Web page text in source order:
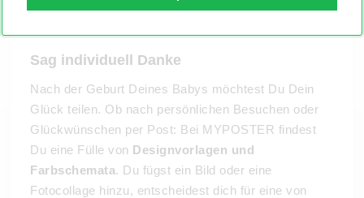
Sag individuell Danke
Nach der Geburt Deines Babys möchtest Du Dein
Glück teilen. Ob nach persönlichen Besuchen oder
Glückwünschen per Post: Bei MYPOSTER findest
Du eine Fülle von Designvorlagen und
Farbschemata. Du fügst ein Bild oder eine
Fotocollage hinzu, entscheidest dich für eine von